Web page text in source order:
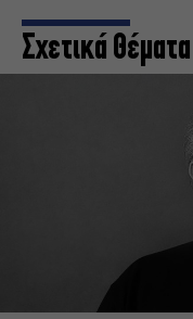
Σχετικά Θέματα